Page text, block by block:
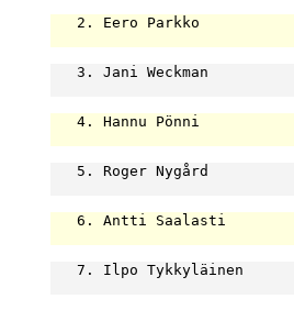
2. Eero Parkko
3. Jani
4. Hannu Pönni
5. Roger Nygård
6. Antti Saalasti
7. Ilpo